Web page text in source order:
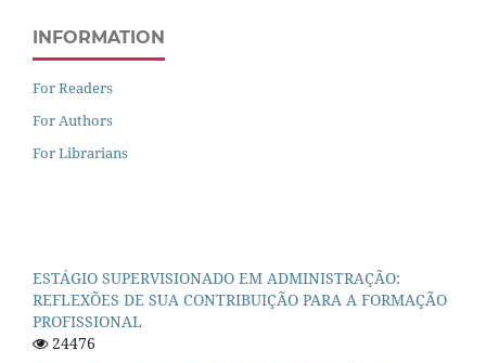
INFORMATION
For Readers
For Authors
For Librarians
ESTÁGIO SUPERVISIONADO EM ADMINISTRAÇÃO:
REFLEXÕES DE SUA CONTRIBUIÇÃO PARA A FORMAÇÃO
PROFISSIONAL
24476